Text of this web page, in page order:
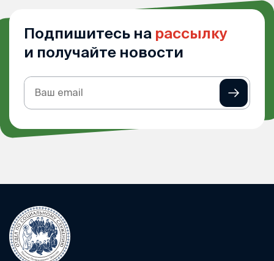
Подпишитесь на рассылку
и получайте новости
Подписка
на